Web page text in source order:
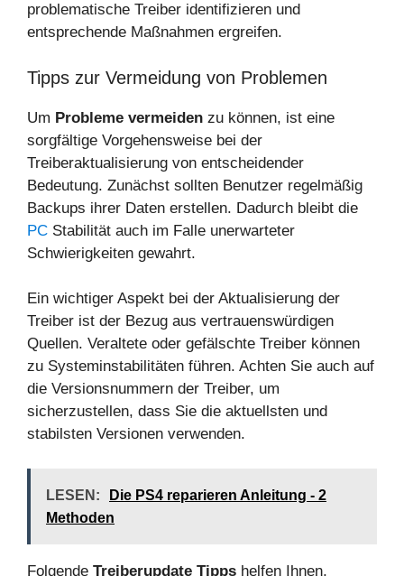
problematische Treiber identifizieren und
entsprechende Maßnahmen ergreifen.
Tipps zur Vermeidung von Problemen
Um Probleme vermeiden zu können, ist eine
sorgfältige Vorgehensweise bei der
Treiberaktualisierung von entscheidender
Bedeutung. Zunächst sollten Benutzer regelmäßig
Backups ihrer Daten erstellen. Dadurch bleibt die
PC Stabilität auch im Falle unerwarteter
Schwierigkeiten gewahrt.
Ein wichtiger Aspekt bei der Aktualisierung der
Treiber ist der Bezug aus vertrauenswürdigen
Quellen. Veraltete oder gefälschte Treiber können
zu Systeminstabilitäten führen. Achten Sie auch auf
die Versionsnummern der Treiber, um
sicherzustellen, dass Sie die aktuellsten und
stabilsten Versionen verwenden.
LESEN:
Die PS4 reparieren Anleitung - 2
Methoden
Folgende Treiberupdate Tipps helfen Ihnen,